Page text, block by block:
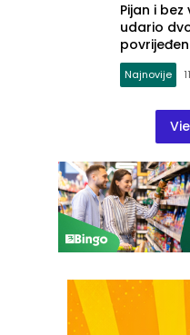
Pijan i
udario
Najnovije